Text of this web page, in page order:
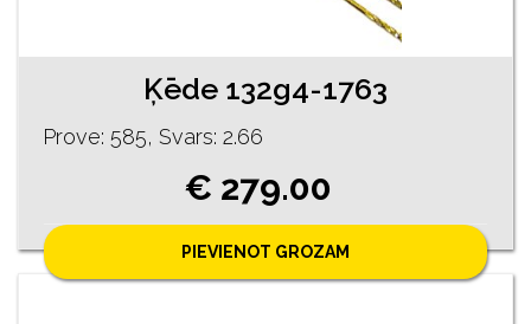
Ķēde 132g4-1763
Prove: 585, Svars: 2.66
€ 279.00
PIEVIENOT GROZAM